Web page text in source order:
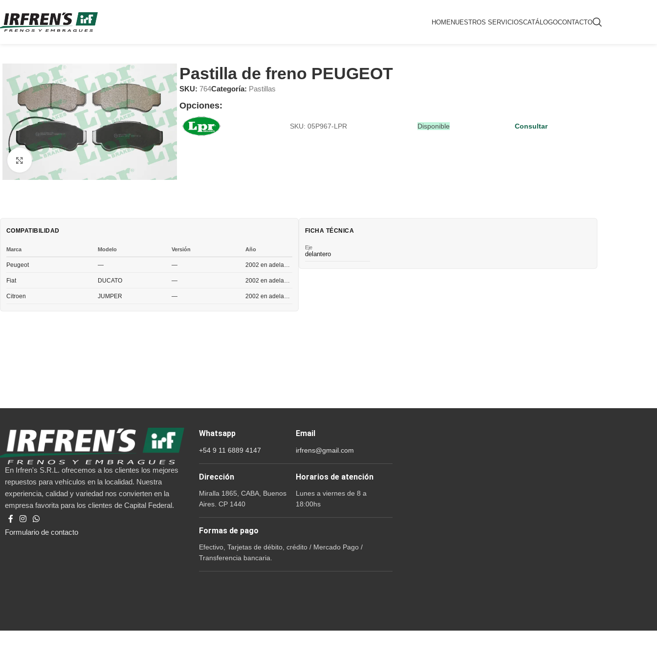
HOMENUESTROS SERVICIOSCATÁLOGOCONTACTO
Clic para ampliar
Pastilla de freno PEUGEOT
SKU: 764Categoría: Pastillas
Opciones:
SKU: 05P967-LPR Disponible Consultar
COMPATIBILIDAD
Marca Modelo Versión Año
Peugeot — —
Fiat DUCATO —
Citroen JUMPER —
FICHA TÉCNICA
Eje
delantero
En Irfren's S.R.L. ofrecemos a los clientes los mejores
repuestos para vehículos en la localidad. Nuestra
experiencia, calidad y variedad nos convierten en la
empresa favorita para los clientes de Capital Federal.
Formulario de contacto
Whatsapp
+54 9 11 6889 4147
Email
irfrens@gmail.com
Dirección
Miralla 1865, CABA, Buenos
Aires. CP 1440
Horarios de atención
Lunes a viernes de 8 a
18:00hs
Formas de pago
Efectivo, Tarjetas de débito, crédito / Mercado Pago /
Transferencia bancaria.